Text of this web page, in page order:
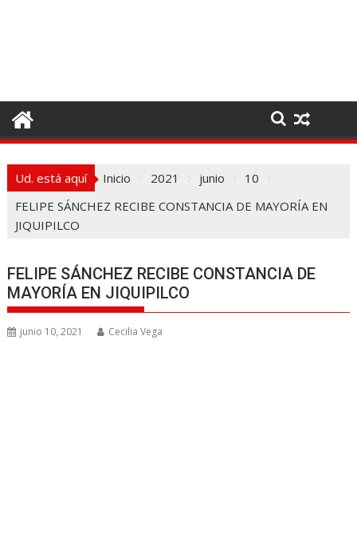
o
t
Ud. está aquí Inicio 2021 junio
10
FELIPE SÁNCHEZ RECIBE CONSTANCIA DE MAYORÍA EN
JIQUIPILCO
FELIPE SÁNCHEZ RECIBE CONSTANCIA DE
MAYORÍA EN JIQUIPILCO
junio 10, 2021 Cecilia Vega